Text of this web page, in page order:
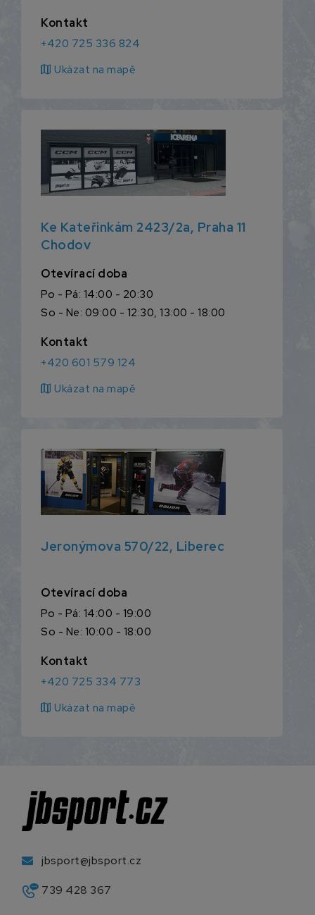
Kontakt
+420 725 336 824
map Ukázat na mapě
Ke Kateřinkám 2423/2a, Praha 11
Chodov
Otevírací doba
Po - Pá: 14:00 - 20:30
So - Ne: 09:00 - 12:30, 13:00 - 18:00
Kontakt
+420 601 579 124
map Ukázat na mapě
Jeronýmova 570/22, Liberec
Otevírací doba
Po - Pá: 14:00 - 19:00
So - Ne: 10:00 - 18:00
Kontakt
+420 725 334 773
map Ukázat na mapě
jbsport@jbsport.cz
739 428 367